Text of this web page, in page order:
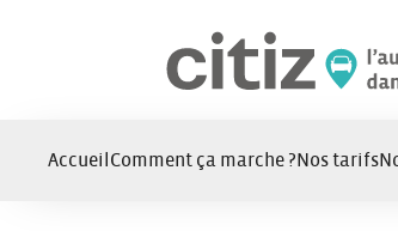
Accueil Comment ça marche ? Nos tarifs